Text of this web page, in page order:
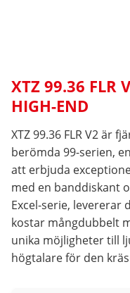
XTZ 99.36 FLR
HIGH-END
XTZ 99.36 FLR V2 är
berömda 99-serien,
att erbjuda
med en banddiskant
Excel-serie,
kostar mångdubbelt
unika möjligheter till
högtalare för den